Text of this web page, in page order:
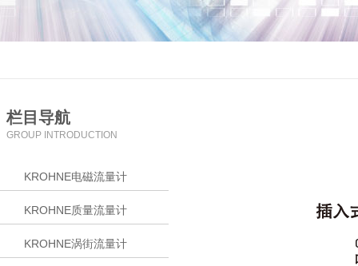
栏目导航
GROUP INTRODUCTION
KROHNE电磁流量计
KROHNE质量流量计
KROHNE涡街流量计